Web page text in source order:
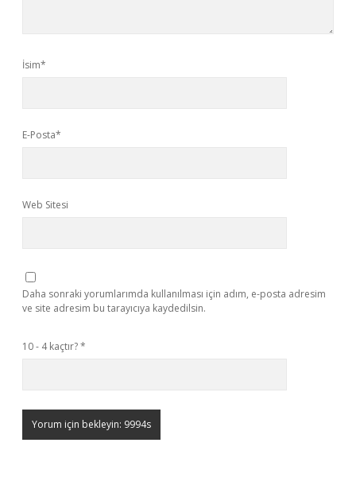
İsim*
E-Posta*
Web Sitesi
Daha sonraki yorumlarımda kullanılması için adım, e-posta adresim
ve site adresim bu tarayıcıya kaydedilsin.
10 - 4 kaçtır?*